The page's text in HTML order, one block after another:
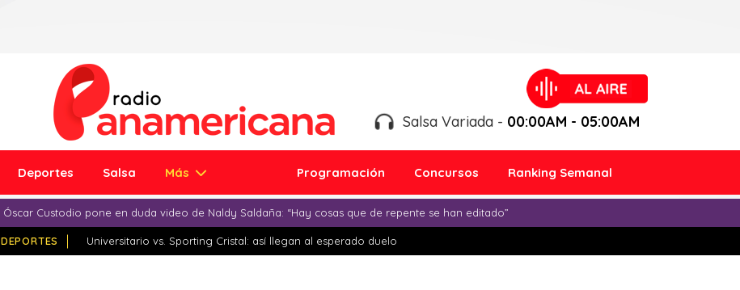
Salsa Variada - 00:00AM - 05:00AM
Deportes Salsa Más Programación Concursos Ranking Semanal
Óscar Custodio pone en duda video de Naldy Saldaña: “Hay cosas que de repente se han editado”
DEPORTES Universitario vs. Sporting Cristal: así llegan al esperado duelo